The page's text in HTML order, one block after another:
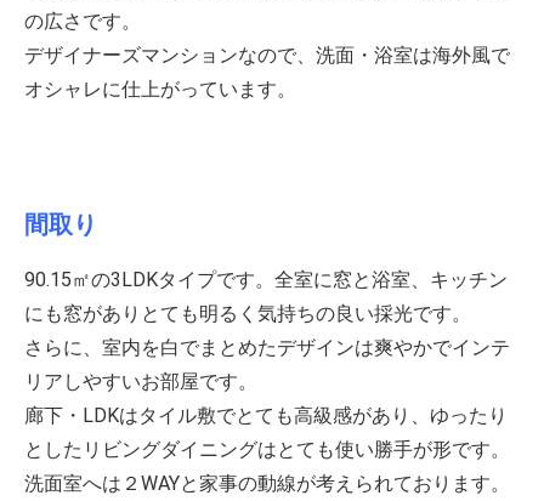
の広さです。
デザイナーズマンションなので、洗面・浴室は海外風で
オシャレに仕上がっています。
間取り
90.15㎡の3LDKタイプです。全室に窓と浴室、キッチン
にも窓がありとても明るく気持ちの良い採光です。
さらに、室内を白でまとめたデザインは爽やかでインテ
リアしやすいお部屋です。
廊下・LDKはタイル敷でとても高級感があり、ゆったり
としたリビングダイニングはとても使い勝手が形です。
洗面室へは２WAYと家事の動線が考えられております。